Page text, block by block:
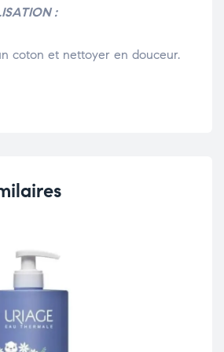
:
coton et nettoyer en douceur.